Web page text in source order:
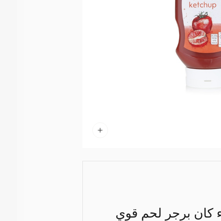
كان برجر لحم قوي